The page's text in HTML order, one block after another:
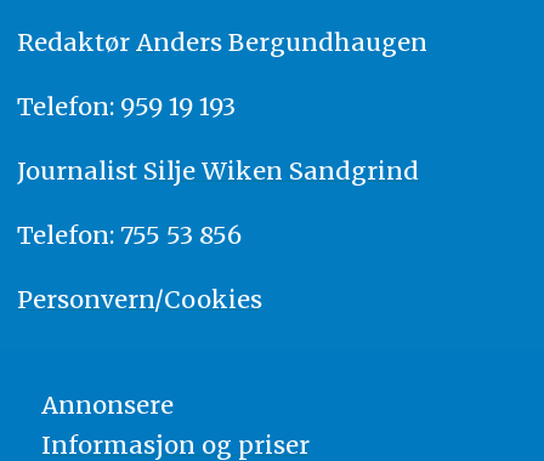
Redaktør Anders Bergundhaugen
Telefon: 959 19 193
Journalist Silje Wiken Sandgrind
Telefon: 755 53 856
Personvern/Cookies
Annonsere
Informasjon og priser